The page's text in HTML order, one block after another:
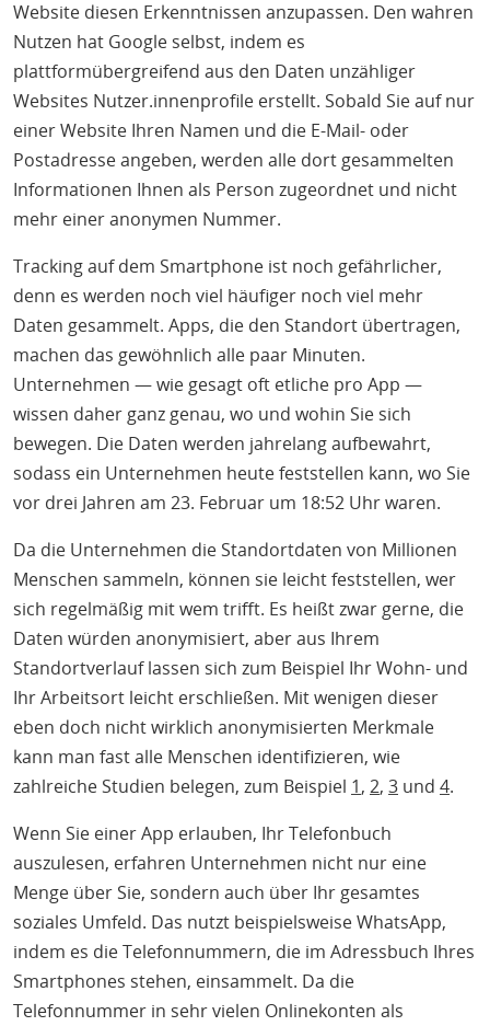
Website diesen Erkenntnissen anzupassen. Den wahren
Nutzen hat Google selbst, indem es
plattformübergreifend aus den Daten unzähliger
Websites Nutzer.innenprofile erstellt. Sobald Sie auf nur
einer Website Ihren Namen und die E-Mail- oder
Postadresse angeben, werden alle dort gesammelten
Informationen Ihnen als Person zugeordnet und nicht
mehr einer anonymen Nummer.
Tracking auf dem Smartphone ist noch gefährlicher,
denn es werden noch viel häufiger noch viel mehr
Daten gesammelt. Apps, die den Standort übertragen,
machen das gewöhnlich alle paar Minuten.
Unternehmen — wie gesagt oft etliche pro App —
wissen daher ganz genau, wo und wohin Sie sich
bewegen. Die Daten werden jahrelang aufbewahrt,
sodass ein Unternehmen heute feststellen kann, wo Sie
vor drei Jahren am 23. Februar um 18:52 Uhr waren.
Da die Unternehmen die Standortdaten von Millionen
Menschen sammeln, können sie leicht feststellen, wer
sich regelmäßig mit wem trifft. Es heißt zwar gerne, die
Daten würden anonymisiert, aber aus Ihrem
Standortverlauf lassen sich zum Beispiel Ihr Wohn- und
Ihr Arbeitsort leicht erschließen. Mit wenigen dieser
eben doch nicht wirklich anonymisierten Merkmale
kann man fast alle Menschen identifizieren, wie
zahlreiche Studien belegen, zum Beispiel 1, 2, 3 und 4.
Wenn Sie einer App erlauben, Ihr Telefonbuch
auszulesen, erfahren Unternehmen nicht nur eine
Menge über Sie, sondern auch über Ihr gesamtes
soziales Umfeld. Das nutzt beispielsweise WhatsApp,
indem es die Telefonnummern, die im Adressbuch Ihres
Smartphones stehen, einsammelt. Da die
Telefonnummer in sehr vielen Onlinekonten als